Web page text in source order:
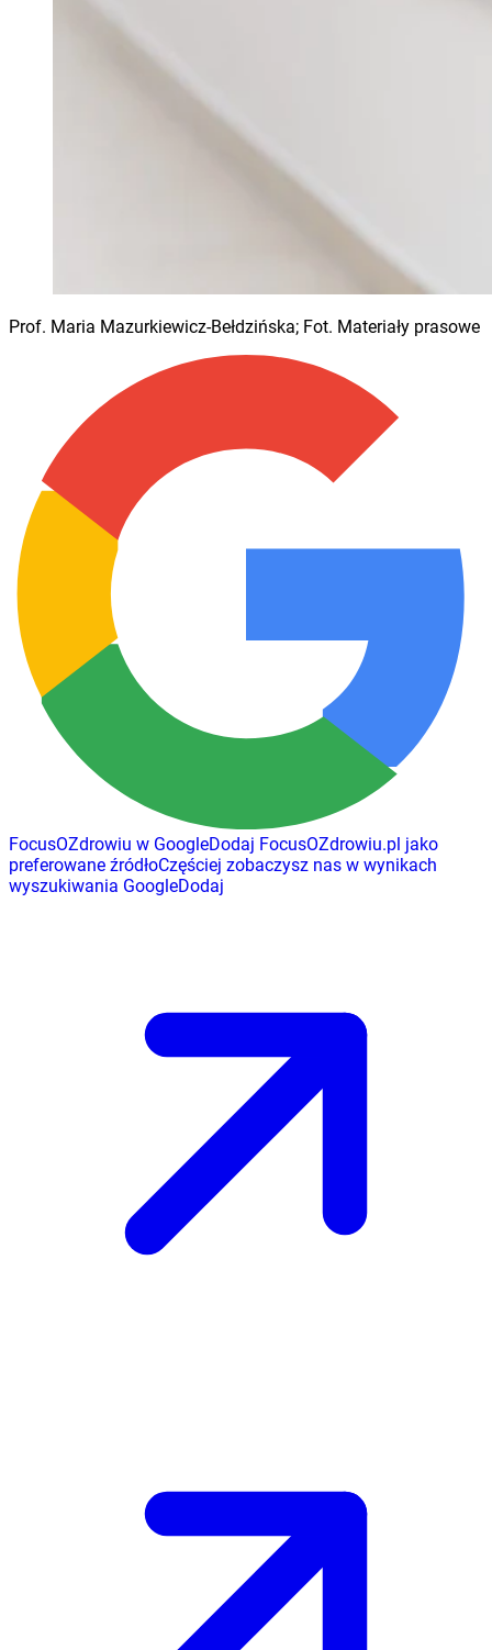
Prof. Maria Mazurkiewicz-Bełdzińska; Fot. Materiały prasowe
FocusOZdrowiu w GoogleDodaj FocusOZdrowiu.pl jako
preferowane źródłoCzęściej zobaczysz nas w wynikach
wyszukiwania GoogleDodaj